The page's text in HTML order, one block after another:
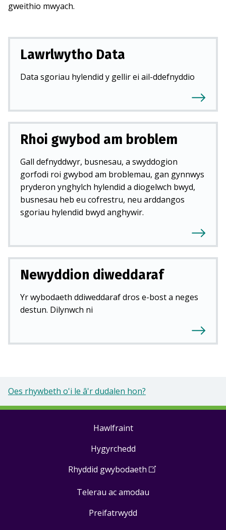
gweithio mwyach.
Lawrlwytho Data
Data sgoriau hylendid y gellir ei ail-ddefnyddio
Rhoi gwybod am broblem
Gall defnyddwyr, busnesau, a swyddogion
gorfodi roi gwybod am broblemau, gan gynnwys
pryderon ynghylch hylendid a diogelwch bwyd,
busnesau heb eu cofrestru, neu arddangos
sgoriau hylendid bwyd anghywir.
Newyddion diweddaraf
Yr wybodaeth ddiweddaraf dros e-bost a neges
destun. Dilynwch ni
Oes rhywbeth o'i le â'r dudalen hon?
Hawlfraint
Hygyrchedd
Rhyddid gwybodaeth (Open
a
Telerau ac amodau
Preifatrwydd